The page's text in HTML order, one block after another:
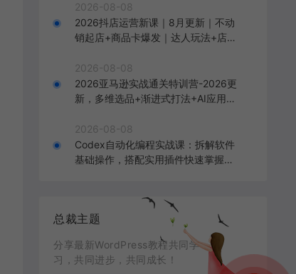
2026-08-08
2026抖店运营新课｜8月更新｜不动
销起店+商品卡爆发｜达人玩法+店群
量
2026-08-08
2026亚马逊实战通关特训营-2026更
新，多维选品+渐进式打法+AI应用，
2026-08-08
Codex自动化编程实战课：拆解软件
基础操作，搭配实用插件快速掌握AI
总裁主题
分享最新WordPress教程共同学
习，共同进步，共同成长！